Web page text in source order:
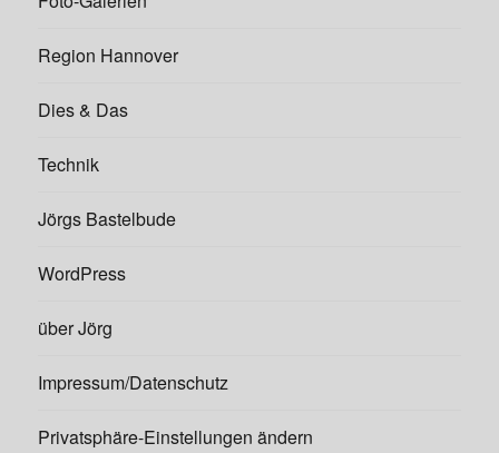
Region Hannover
Dies & Das
Technik
Jörgs Bastelbude
WordPress
über Jörg
Impressum/Datenschutz
Privatsphäre-Einstellungen ändern